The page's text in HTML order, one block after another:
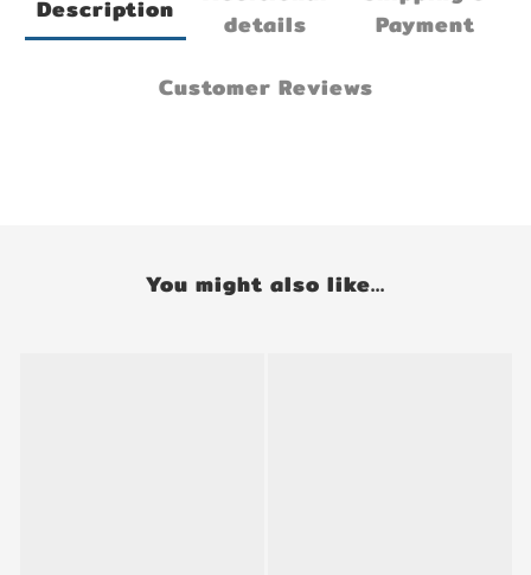
Description
details
Payment
Customer Reviews
You might also like...